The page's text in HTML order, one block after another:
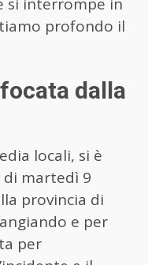
profondo il
dalla
locali, si è
martedì 9
provincia di
e per
per